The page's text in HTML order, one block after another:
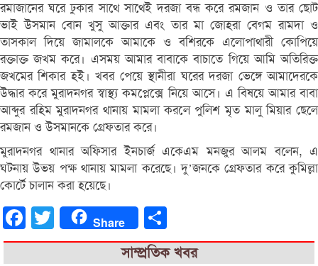
রমাজানের ঘরে ঢুকার সাথে সাথেই দরজা বন্ধ করে রমজান ও তার ছোট
ভাই উসমান বোন খুসু আক্তার এবং তার মা জোহরা বেগম রামদা ও
তাসকাল দিয়ে জামালকে আমাকে ও বশিরকে এলোপাথারী কোপিয়ে
রক্তাক্ত জখম করে। এসময় আমার বাবাকে বাচাতে গিয়ে আমি অতিরিক্ত
জখমের শিকার হই। খবর পেয়ে স্থানীরা ঘরের দরজা ভেঙ্গে আমাদেরকে
উদ্ধার করে মুরাদনগর স্বাস্থ্য কমপ্লেক্সে নিয়ে আসে। এ বিষয়ে আমার বাবা
আব্দুর রহিম মুরাদনগর থানায় মামলা করলে পুলিশ মৃত মালু মিয়ার ছেলে
রমজান ও উসমানকে গ্রেফতার করে।
মুরাদনগর থানার অফিসার ইনচার্জ একেএম মনজুর আলম বলেন, এ
ঘটনায় উভয় পক্ষ থানায় মামলা করেছে। দু’জনকে গ্রেফতার করে কুমিল্লা
কোর্টে চালান করা হয়েছে।
FacebookTwitter Share
সাম্প্রতিক খবর